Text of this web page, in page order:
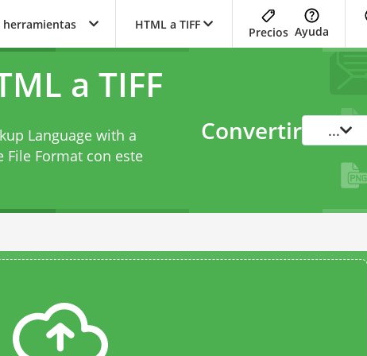
herramientas HTML a TIFF
Precios Ayuda
a TIFF
Language with a
File Format con este
Convertir ...